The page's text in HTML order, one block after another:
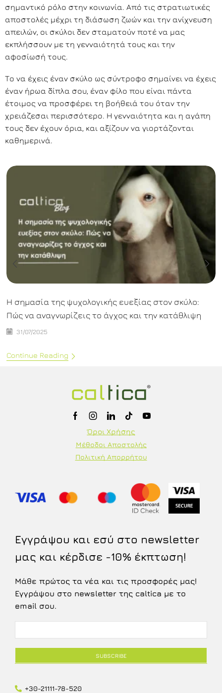
σημαντικό ρόλο στην κοινωνία. Από τις στρατιωτικές
αποστολές μέχρι τη διάσωση ζωών και την ανίχνευση
απειλών, οι σκύλοι δεν σταματούν ποτέ να μας
εκπλήσσουν με τη γενναιότητά τους και την
αφοσίωσή τους.
Το να έχεις έναν σκύλο ως σύντροφο σημαίνει να έχεις
έναν ήρωα δίπλα σου, έναν φίλο που είναι πάντα
έτοιμος να προσφέρει τη βοήθειά του όταν την
χρειάζεσαι περισσότερο. Η γενναιότητα και η αγάπη
τους δεν έχουν όρια, και αξίζουν να γιορτάζονται
καθημερινά.
Η σημασία της ψυχολογικής ευεξίας στον σκύλο:
Πώς να αναγνωρίζεις το άγχος και την κατάθλιψη
31/07/2025
Continue Reading
Όροι Χρήσης
Μέθοδοι Αποστολής
Πολιτική Απορρήτου
Εγγράψου και εσύ στο newsletter
μας και κέρδισε -10% έκπτωση!
Μάθε πρώτος τα νέα και τις προσφορές μας!
Εγγράψου στο newsletter της caltica με το
email σου.
+30-21111-78-520